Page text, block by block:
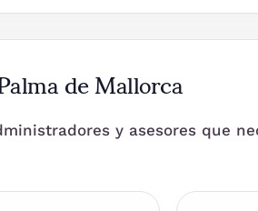
de Mallorca
y asesores que